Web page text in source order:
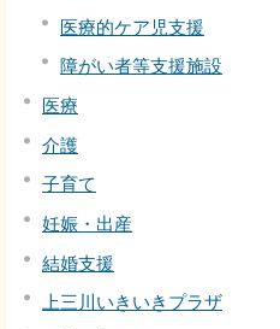
医療的ケア児支援
障がい者等支援施設
医療
介護
子育て
妊娠・出産
結婚支援
上三川いきいきプラザ